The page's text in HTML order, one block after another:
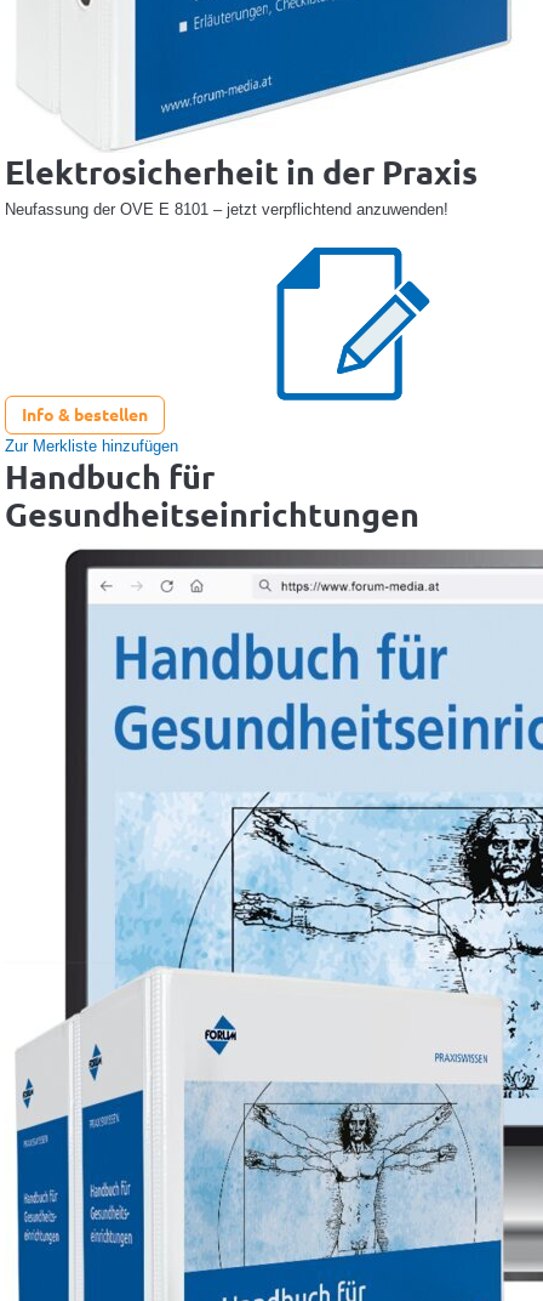
Elektrosicherheit in der Praxis
Neufassung der OVE E 8101 – jetzt verpflichtend anzuwenden!
Info & bestellen
Zur Merkliste hinzufügen
Handbuch für
Gesundheitseinrichtungen